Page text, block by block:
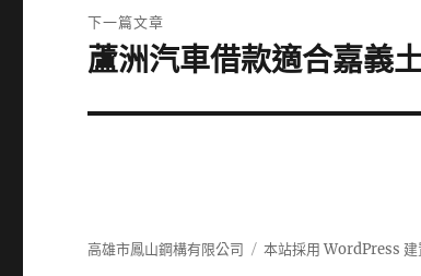
文
章:
下一篇文章
下
篇
蘆洲汽車借款適合嘉義
高雄市鳳山鋼構有限公司 本站採用 WordPress 建